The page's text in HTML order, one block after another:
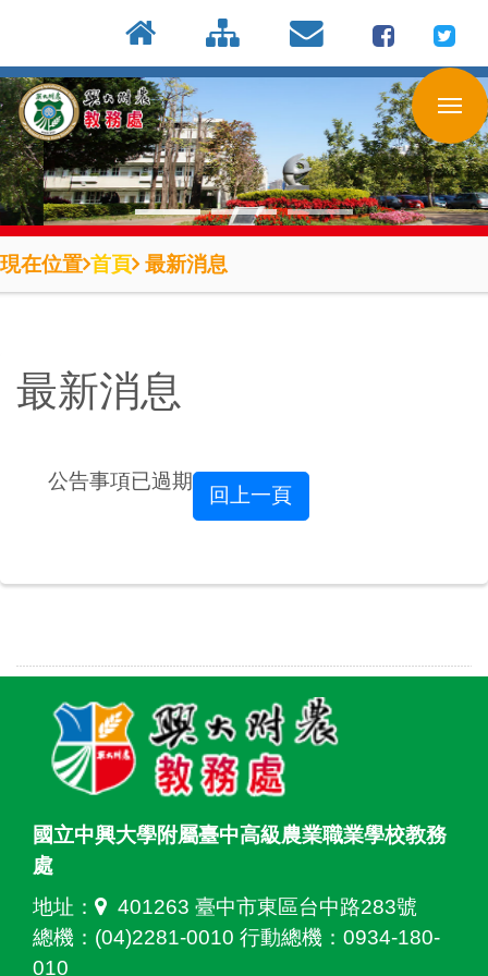
到
主
要
內
容
區
現在位置 首頁 最新消息
最新消息
公告事項已過期
回上一頁
國立中興大學附屬臺中高級農業職業學校教務
處
地址：
401263 臺中市東區台中路283號
總機：(04)2281-0010 行動總機：0934-180-
010